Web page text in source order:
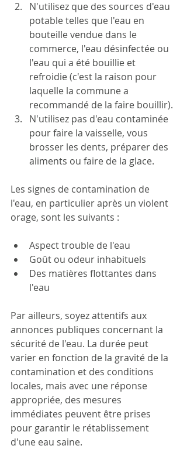
N'utilisez que des sources d'eau
potable telles que l'eau en
bouteille vendue dans le
commerce, l'eau désinfectée ou
l'eau qui a été bouillie et
refroidie (c'est la raison pour
laquelle la commune a
recommandé de la faire bouillir).
N'utilisez pas d'eau contaminée
pour faire la vaisselle, vous
brosser les dents, préparer des
aliments ou faire de la glace.
Les signes de contamination de
l'eau, en particulier après un violent
orage, sont les suivants :
Aspect trouble de l'eau
Goût ou odeur inhabituels
Des matières flottantes dans
l'eau
Par ailleurs, soyez attentifs aux
annonces publiques concernant la
sécurité de l'eau. La durée peut
varier en fonction de la gravité de la
contamination et des conditions
locales, mais avec une réponse
appropriée, des mesures
immédiates peuvent être prises
pour garantir le rétablissement
d'une eau saine.